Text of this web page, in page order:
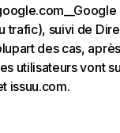
trafic), suivi de
des cas,
utilisateurs vont
issuu.com.